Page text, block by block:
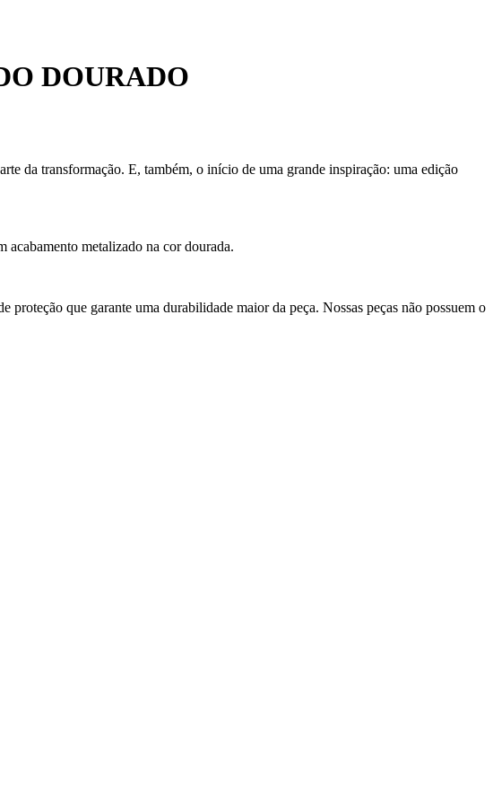
DOURADO
da transformação. E, também, o início de uma grande inspiração: uma edição
acabamento metalizado na cor dourada.
que garante uma durabilidade maior da peça. Nossas peças não possuem o